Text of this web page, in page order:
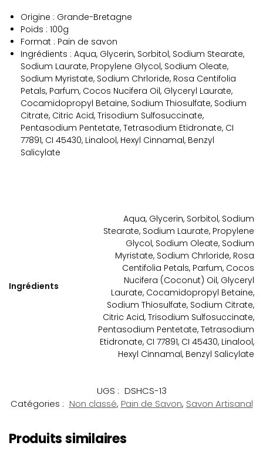
Origine : Grande-Bretagne
Poids : 100g
Format : Pain de savon
Ingrédients : Aqua, Glycerin, Sorbitol, Sodium Stearate,
Sodium Laurate, Propylene Glycol, Sodium Oleate,
Sodium Myristate, Sodium Chrloride, Rosa Centifolia
Petals, Parfum, Cocos Nucifera Oil, Glyceryl Laurate,
Cocamidopropyl Betaine, Sodium Thiosulfate, Sodium
Citrate, Citric Acid, Trisodium Sulfosuccinate,
Pentasodium Pentetate, Tetrasodium Etidronate, CI
77891, CI 45430, Linalool, Hexyl Cinnamal, Benzyl
Salicylate
Ingrédients
Aqua, Glycerin, Sorbitol, Sodium
Stearate, Sodium Laurate, Propylene
Glycol, Sodium Oleate, Sodium
Myristate, Sodium Chrloride, Rosa
Centifolia Petals, Parfum, Cocos
Nucifera (Coconut) Oil, Glyceryl
Laurate, Cocamidopropyl Betaine,
Sodium Thiosulfate, Sodium Citrate,
Citric Acid, Trisodium Sulfosuccinate,
Pentasodium Pentetate, Tetrasodium
Etidronate, CI 77891, CI 45430, Linalool,
Hexyl Cinnamal, Benzyl Salicylate
UGS : DSHCS-13
Catégories : Non classé, Pain de Savon, Savon Artisanal
Produits similaires